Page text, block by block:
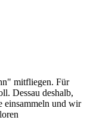
mitfliegen. Für
Dessau deshalb,
einsammeln und wir